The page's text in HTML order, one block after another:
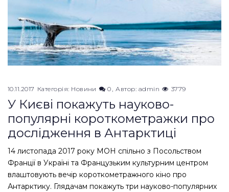
10.11.2017 Категорія: Новини 0 Автор: admin 3779
У Києві покажуть науково-
популярні короткометражки про
дослідження в Антарктиці
14 листопада 2017 року МОН спільно з Посольством
Франції в Україні та Французьким культурним центром
влаштовують вечір короткометражного кіно про
Антарктику. Глядачам покажуть три науково-популярних